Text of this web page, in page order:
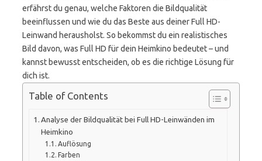
erfährst du genau, welche Faktoren die Bildqualität
beeinflussen und wie du das Beste aus deiner Full HD-
Leinwand herausholst. So bekommst du ein realistisches
Bild davon, was Full HD für dein Heimkino bedeutet – und
kannst bewusst entscheiden, ob es die richtige Lösung für
dich ist.
Table of Contents
Analyse der Bildqualität bei Full HD-Leinwänden im
Heimkino
Auflösung
Farben